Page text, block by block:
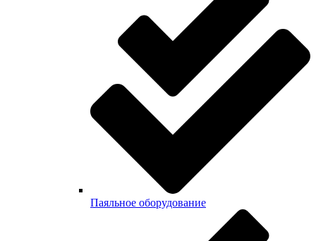
Паяльное оборудование